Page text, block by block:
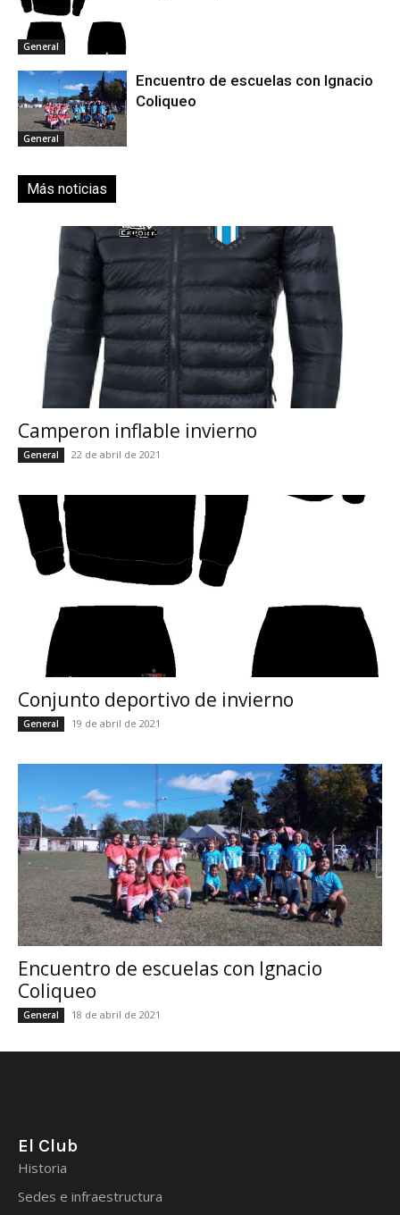
General
General
Encuentro de escuelas con Ignacio
Coliqueo
Más noticias
Camperon inflable invierno
General 22 de abril de 2021
Conjunto deportivo de invierno
General 19 de abril de 2021
Encuentro de escuelas con Ignacio
Coliqueo
General 18 de abril de 2021
El Club
Historia
Sedes e infraestructura